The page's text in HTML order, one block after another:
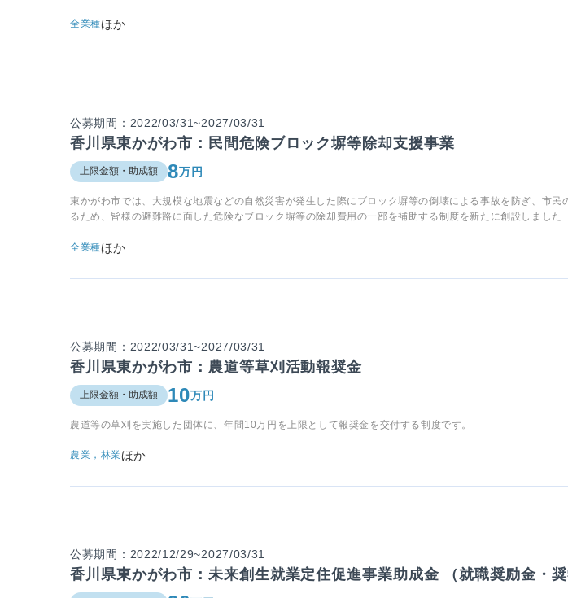
全業種ほか
公募期間：2022/03/31~2027/03/31
香川県東かがわ市：民間危険ブロック塀等除却支援事業
上限金額・助成額 8万円
東かがわ市では、大規模な地震などの自然災害が発生した際にブロック塀等の倒壊による事故を防ぎ、市民
るため、皆様の避難路に面した危険なブロック塀等の除却費用の一部を補助する制度を新たに創設しました
全業種ほか
公募期間：2022/03/31~2027/03/31
香川県東かがわ市：農道等草刈活動報奨金
上限金額・助成額 10万円
農道等の草刈を実施した団体に、年間10万円を上限として報奨金を交付する制度です。
農業，林業ほか
公募期間：2022/12/29~2027/03/31
香川県東かがわ市：未来創生就業定住促進事業助成金 （就職奨励金・奨